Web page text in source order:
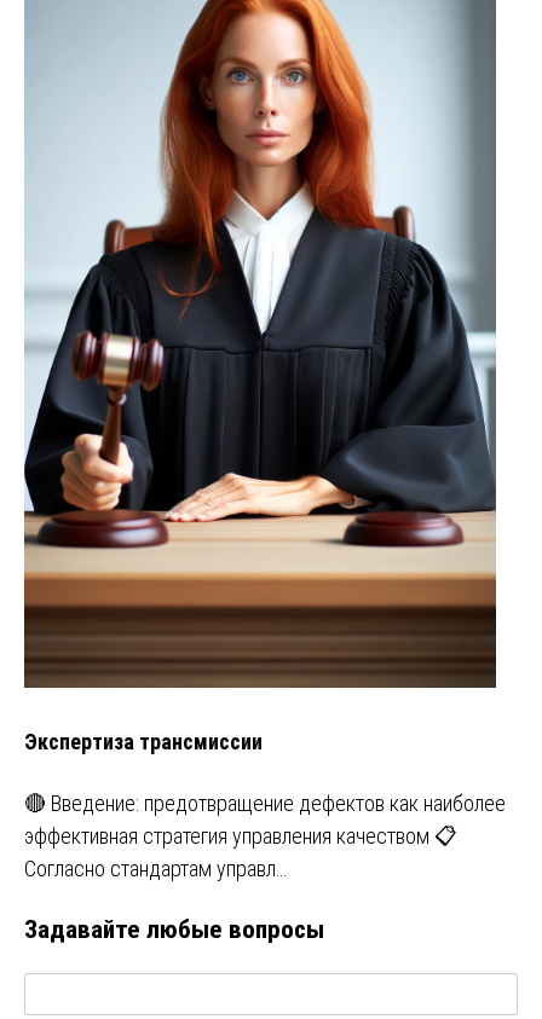
Экспертиза трансмиссии
🔴 Введение: предотвращение дефектов как наиболее
эффективная стратегия управления качеством 📋
Согласно стандартам управл…
Задавайте любые вопросы